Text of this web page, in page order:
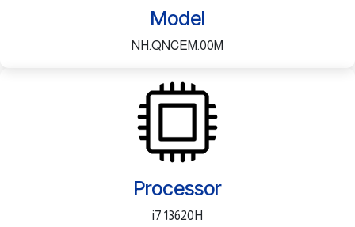
Model
NH.QNCEM.00M
Processor
i7 13620H